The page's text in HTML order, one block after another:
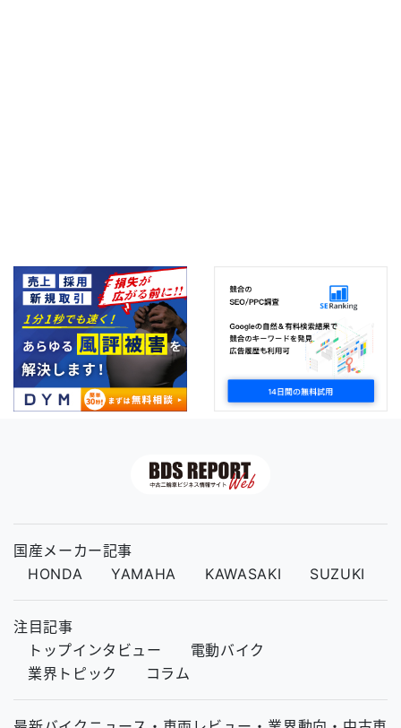
国産メーカー記事
HONDA
YAMAHA KAWASAKI SUZUKI
注目記事
トップインタビュー
電動バイク
業界トピック
コラム